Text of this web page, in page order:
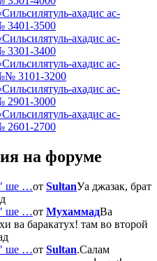
ахадис ас-
3401-3500
ахадис ас-
3301-3400
ахадис ас-
3101-3200
ахадис ас-
2901-3000
ахадис ас-
2601-2700
на форуме
ше …от SultanУа джазак, брат
ше …от МухаммадВа
ва баракатух! там во второй
ше …от Sultan.Салам